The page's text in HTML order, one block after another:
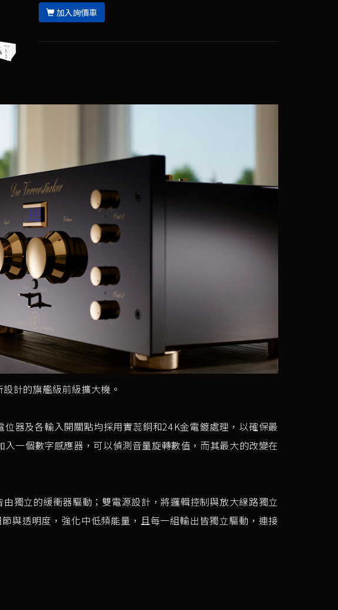
加入詢價車
計的旗艦級前級擴大機。
器及各輸入開關點均採用實蕊銅和24K金電鍍處理，以確保最
一個數字感應器，可以偵測音量旋轉數值，而其最大的改變在
獨立的緩衝器驅動；雙電源設計，將邏輯控制與放大線路獨立
與透明度，強化中低頻能量，且每一組輸出皆獨立驅動，連接